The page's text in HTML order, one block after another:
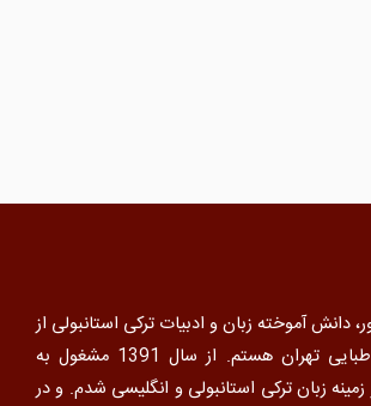
دانش آموخته زبان و ادبیات ترکی استانبولی از
دانشگاه علامه طباطبایی تهران هستم. از سال 1391 مشغول به
زبان ترکی استانبولی و انگلیسی شدم. و در